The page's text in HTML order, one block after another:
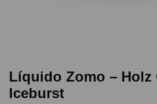
Líquido Zomo – Holz
Iceburst